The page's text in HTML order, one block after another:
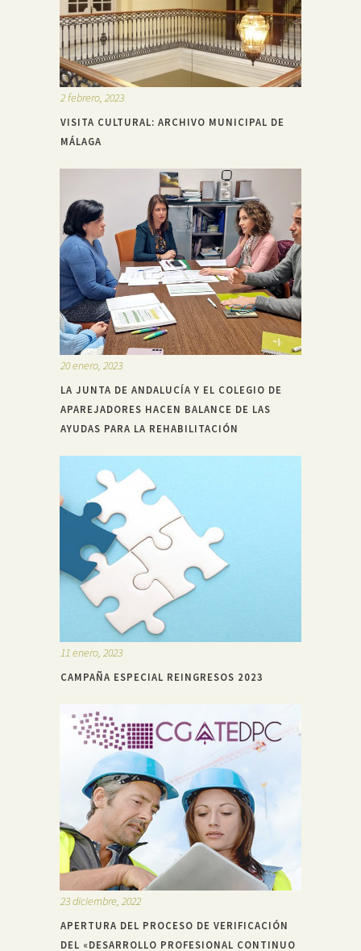
2 febrero, 2023
VISITA CULTURAL: ARCHIVO MUNICIPAL DE
MÁLAGA
20 enero, 2023
LA JUNTA DE ANDALUCÍA Y EL COLEGIO DE
APAREJADORES HACEN BALANCE DE LAS
AYUDAS PARA LA REHABILITACIÓN
11 enero, 2023
CAMPAÑA ESPECIAL REINGRESOS 2023
23 diciembre, 2022
APERTURA DEL PROCESO DE VERIFICACIÓN
DEL «DESARROLLO PROFESIONAL CONTINUO